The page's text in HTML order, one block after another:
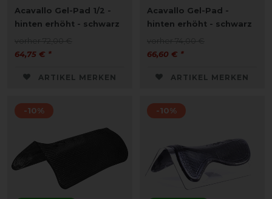
Acavallo Gel-Pad 1/2 -
hinten erhöht - schwarz
64,75 € *
ARTIKEL MERKEN
Acavallo Gel-Pad -
hinten erhöht - schwarz
66,60 € *
ARTIKEL MERKEN
-10% -10%